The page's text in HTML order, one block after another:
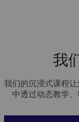
我
我们的沉浸式课程
中透过动态教学